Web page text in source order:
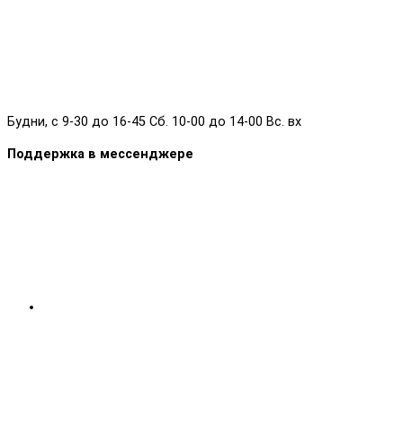
Будни, с 9-30 до 16-45 Сб. 10-00 до 14-00 Вс. вх
Поддержка в мессенджере